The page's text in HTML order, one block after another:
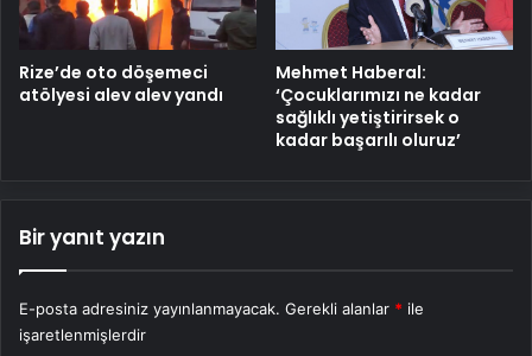
Rize’de oto döşemeci
atölyesi alev alev yandı
Mehmet Haberal:
‘Çocuklarımızı ne kadar
sağlıklı yetiştirirsek o
kadar başarılı oluruz’
Bir yanıt yazın
E-posta adresiniz yayınlanmayacak. Gerekli alanlar * ile
işaretlenmişlerdir